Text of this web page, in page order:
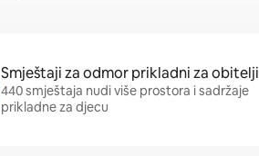
Smještaji za odmor prikladni za obitelji
440 smještaja nudi više prostora i sadržaje
prikladne za djecu